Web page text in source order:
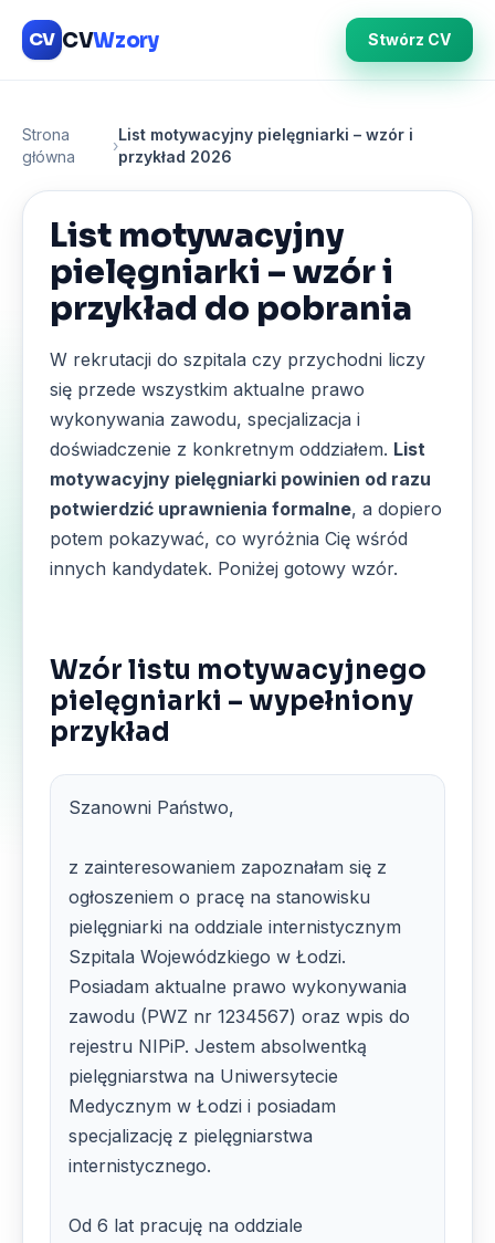
CV CVWzory Stwórz CV
Strona
główna
›
List motywacyjny pielęgniarki – wzór i
przykład 2026
List motywacyjny
pielęgniarki – wzór i
przykład do pobrania
W rekrutacji do szpitala czy przychodni liczy
się przede wszystkim aktualne prawo
wykonywania zawodu, specjalizacja i
doświadczenie z konkretnym oddziałem. List
motywacyjny pielęgniarki powinien od razu
potwierdzić uprawnienia formalne, a dopiero
potem pokazywać, co wyróżnia Cię wśród
innych kandydatek. Poniżej gotowy wzór.
Wzór listu motywacyjnego
pielęgniarki – wypełniony
przykład
Szanowni Państwo,
z zainteresowaniem zapoznałam się z
ogłoszeniem o pracę na stanowisku
pielęgniarki na oddziale internistycznym
Szpitala Wojewódzkiego w Łodzi.
Posiadam aktualne prawo wykonywania
zawodu (PWZ nr 1234567) oraz wpis do
rejestru NIPiP. Jestem absolwentką
pielęgniarstwa na Uniwersytecie
Medycznym w Łodzi i posiadam
specjalizację z pielęgniarstwa
internistycznego.
Od 6 lat pracuję na oddziale